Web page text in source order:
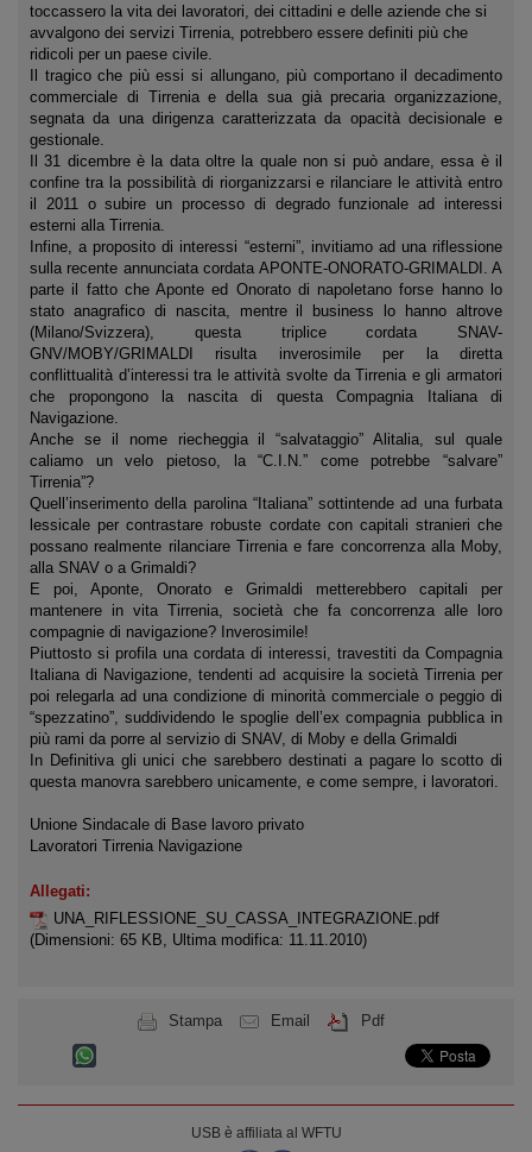
toccassero la vita dei lavoratori, dei cittadini e delle aziende che si
avvalgono dei servizi Tirrenia, potrebbero essere definiti più che
ridicoli per un paese civile.
Il tragico che più essi si allungano, più comportano il decadimento
commerciale di Tirrenia e della sua già precaria organizzazione,
segnata da una dirigenza caratterizzata da opacità decisionale e
gestionale.
Il 31 dicembre è la data oltre la quale non si può andare, essa è il
confine tra la possibilità di riorganizzarsi e rilanciare le attività entro
il 2011 o subire un processo di degrado funzionale ad interessi
esterni alla Tirrenia.
Infine, a proposito di interessi “esterni”, invitiamo ad una riflessione
sulla recente annunciata cordata APONTE-ONORATO-GRIMALDI. A
parte il fatto che Aponte ed Onorato di napoletano forse hanno lo
stato anagrafico di nascita, mentre il business lo hanno altrove
(Milano/Svizzera), questa triplice cordata SNAV-
GNV/MOBY/GRIMALDI risulta inverosimile per la diretta
conflittualità d’interessi tra le attività svolte da Tirrenia e gli armatori
che propongono la nascita di questa Compagnia Italiana di
Navigazione.
Anche se il nome riecheggia il “salvataggio” Alitalia, sul quale
caliamo un velo pietoso, la “C.I.N.” come potrebbe “salvare”
Tirrenia”?
Quell’inserimento della parolina “Italiana” sottintende ad una furbata
lessicale per contrastare robuste cordate con capitali stranieri che
possano realmente rilanciare Tirrenia e fare concorrenza alla Moby,
alla SNAV o a Grimaldi?
E poi, Aponte, Onorato e Grimaldi metterebbero capitali per
mantenere in vita Tirrenia, società che fa concorrenza alle loro
compagnie di navigazione? Inverosimile!
Piuttosto si profila una cordata di interessi, travestiti da Compagnia
Italiana di Navigazione, tendenti ad acquisire la società Tirrenia per
poi relegarla ad una condizione di minorità commerciale o peggio di
“spezzatino”, suddividendo le spoglie dell’ex compagnia pubblica in
più rami da porre al servizio di SNAV, di Moby e della Grimaldi
In Definitiva gli unici che sarebbero destinati a pagare lo scotto di
questa manovra sarebbero unicamente, e come sempre, i lavoratori.
Unione Sindacale di Base lavoro privato
Lavoratori Tirrenia Navigazione
Allegati:
UNA_RIFLESSIONE_SU_CASSA_INTEGRAZIONE.pdf
(Dimensioni: 65 KB, Ultima modifica: 11.11.2010)
Stampa Email Pdf
USB è affiliata al WFTU